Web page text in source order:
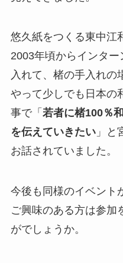
悠久紙をつくる東中江
2003年頃からインタ
入れて、楮の手入れの
やって少しでも日本の
事で「 若者に楮100％
を伝えていきたい」と
お話されていました。
今後も同様のイベント
ご興味のある方は参加
がでしょうか。